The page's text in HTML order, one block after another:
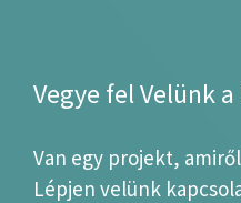
Vegye fel Velünk
Van egy projekt,
Lépjen velünk